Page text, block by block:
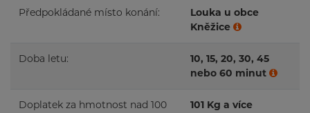
Předpokládané místo konání:
Louka u obce
Kněžice
Doba letu:
10, 15, 20, 30, 45
nebo 60 minut
Doplatek za hmotnost nad 100
101 Kg a více